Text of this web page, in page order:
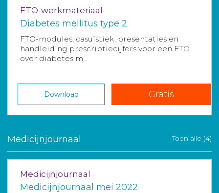
FTO-werkmateriaal
Diabetes mellitus type 2
FTO-modules, casuïstiek, presentaties en
handleiding prescriptiecijfers voor een FTO
over diabetes m...
Download Gratis
Medicijnjournaal Toon alle (4)
Medicijnjournaal
Medicijnjournaal mei 2022